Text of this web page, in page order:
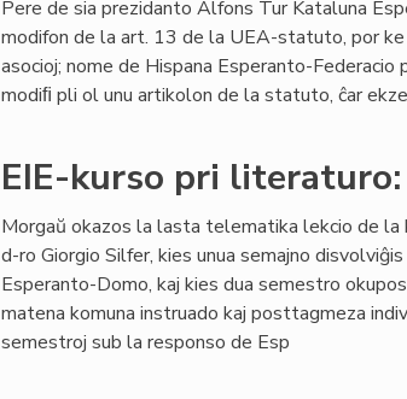
Pere de sia prezidanto Alfons Tur Kataluna
modifon de la art. 13 de la UEA-statuto, por ke
asocioj; nome de Hispana Esperanto-
modiﬁ pli ol unu artikolon de la statuto, ĉar
EIE-kurso pri
Morgaŭ okazos la lasta telematika lekcio de
d-ro Giorgio Silfer, kies unua semajno
Esperanto-Domo, kaj kies dua semestro
matena komuna instruado kaj posttagmeza
semestroj sub la responso de Esp